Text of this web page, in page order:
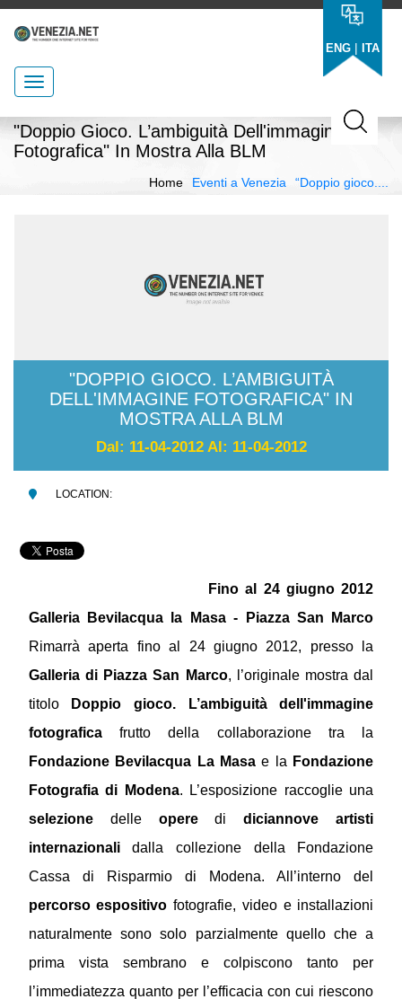
ENG | ITA
"Doppio Gioco. L’ambiguità Dell'immagine
Fotografica" In Mostra Alla BLM
Home Eventi a Venezia “Doppio gioco....
"DOPPIO GIOCO. L’AMBIGUITÀ
DELL'IMMAGINE FOTOGRAFICA" IN
MOSTRA ALLA BLM
Dal: 11-04-2012 Al: 11-04-2012
LOCATION:
Fino al 24 giugno 2012
Galleria Bevilacqua la Masa - Piazza San Marco
Rimarrà aperta fino al 24 giugno 2012, presso la
Galleria di Piazza San Marco, l’originale mostra dal
titolo
Doppio gioco. L’ambiguità dell'immagine
fotograficafrutto della collaborazione tra la
Fondazione Bevilacqua La Masa e la Fondazione
Fotografia di Modena. L’esposizione raccoglie una
selezione delleoperedi diciannove artisti
internazionalidalla collezione della Fondazione
Cassa di Risparmio di Modena. All’interno del
percorso espositivo fotografie, video e installazioni
naturalmente sono solo parzialmente quello che a
prima vista sembrano ecolpiscono tanto per
l’immediatezza quanto per l’efficacia con cui riescono